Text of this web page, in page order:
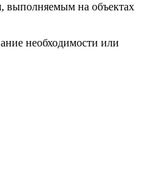
выполняемым на объектах
необходимости или